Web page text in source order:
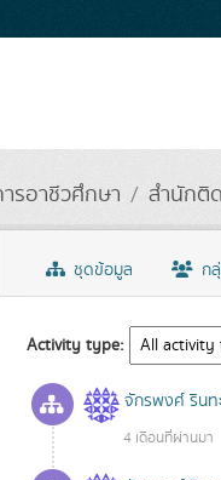
รอาชีวศึกษา สำนักติ
ชุดข้อมูล ก
Activity type
จักรพงศ์ รินท
4 เดือนที่ผ่านมา